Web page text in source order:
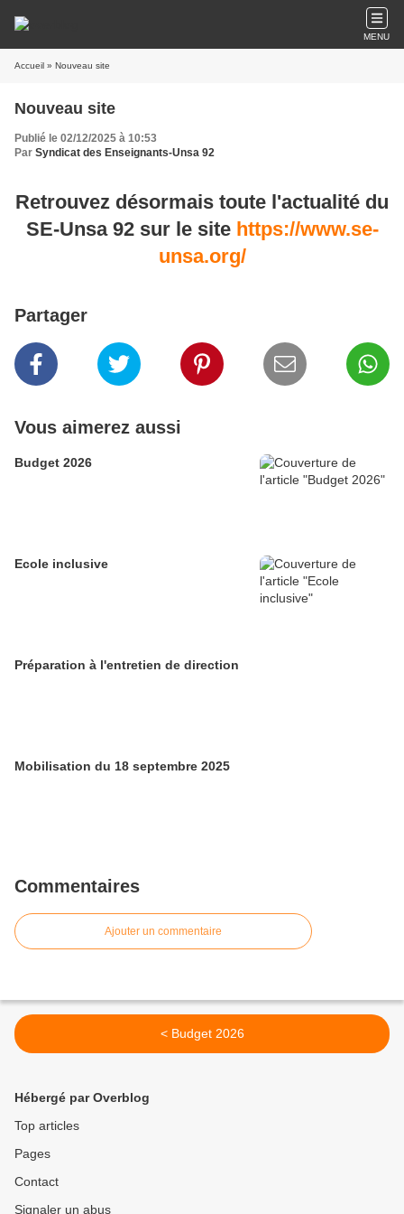
MENU
Accueil » Nouveau site
Nouveau site
Publié le 02/12/2025 à 10:53
Par Syndicat des Enseignants-Unsa 92
Retrouvez désormais toute l'actualité du
SE-Unsa 92 sur le site https://www.se-
unsa.org/
Partager
Vous aimerez aussi
Budget 2026
Ecole inclusive
Préparation à l'entretien de direction
Mobilisation du 18 septembre 2025
Commentaires
Ajouter un commentaire
< Budget 2026
Hébergé par Overblog
Top articles
Pages
Contact
Signaler un abus